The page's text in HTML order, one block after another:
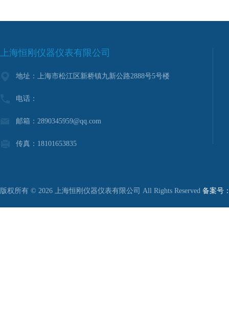
上海恒刚仪器仪表有限公司
地址：上海市松江区新桥镇九新公路2888号5号楼
电话：
邮箱：2890345959@qq.com
传真：18101653835
版权所有 © 2026 上海恒刚仪器仪表有限公司 All Rights Reserved 备案号